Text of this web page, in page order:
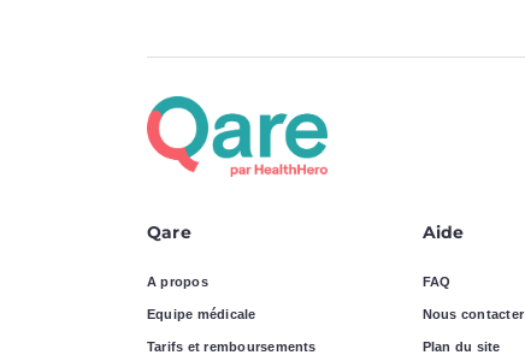
Qare
A propos
Equipe médicale
Tarifs et remboursements
Aide
FAQ
Nous contacter
Plan du site